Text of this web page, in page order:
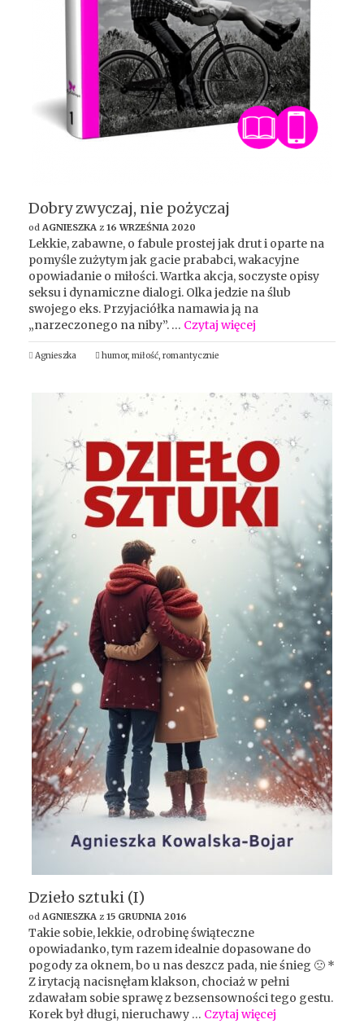
Dobry zwyczaj, nie pożyczaj
od AGNIESZKA z 16 WRZEŚNIA 2020
Lekkie, zabawne, o fabule prostej jak drut i oparte na
pomyśle zużytym jak gacie prababci, wakacyjne
opowiadanie o miłości. Wartka akcja, soczyste opisy
seksu i dynamiczne dialogi. Olka jedzie na ślub
swojego eks. Przyjaciółka namawia ją na
„narzeczonego na niby”. … Czytaj więcej
Agnieszka humor, miłość, romantycznie
Dzieło sztuki (I)
od AGNIESZKA z 15 GRUDNIA 2016
Takie sobie, lekkie, odrobinę świąteczne
opowiadanko, tym razem idealnie dopasowane do
pogody za oknem, bo u nas deszcz pada, nie śnieg 🙁 *
Z irytacją nacisnęłam klakson, chociaż w pełni
zdawałam sobie sprawę z bezsensowności tego gestu.
Korek był długi, nieruchawy … Czytaj więcej